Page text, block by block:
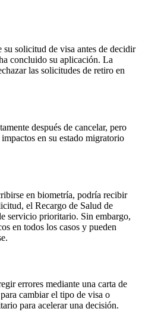
solicitud de visa antes de decidir
concluido su aplicación. La
las solicitudes de retiro en
después de cancelar, pero
en su estado migratorio
en biometría, podría recibir
el Recargo de Salud de
servicio prioritario. Sin embargo,
en todos los casos y pueden
errores mediante una carta de
cambiar el tipo de visa o
para acelerar una decisión.